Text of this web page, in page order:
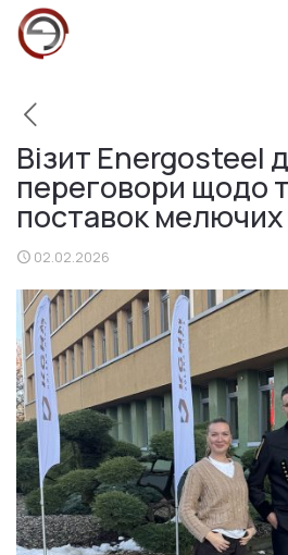
Візит Energosteel
переговори щодо
поставок мелючих
02.02.2026